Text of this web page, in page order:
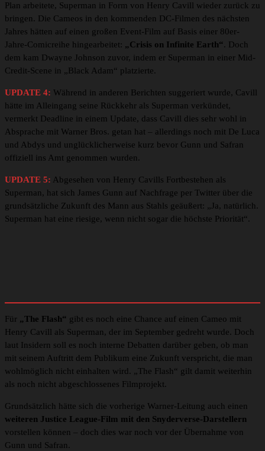
Plan arbeitete, Superman in Form von Henry Cavill wieder zurück zu
bringen. Die Cameos in den kommenden DC-Filmen des nächsten
Jahres hätten auf einen großen Event-Film auf Basis einer 80er-
Jahre-Comicreihe hingearbeitet: „Crisis on Infinite Earth“. Doch
dem kam Dwayne Johnson zuvor, indem er Superman in einer Mid-
Credit-Scene in „Black Adam“ platzierte.
UPDATE 4: Während in anderen Berichten suggeriert wurde, Cavill
hätte im Alleingang seine Rückkehr als Superman verkündet,
vermerkt Deadline in einem Update, dass Cavill dies sehr wohl in
Absprache mit Warner Bros. getan hat – allerdings noch mit De Luca
und Abdys und unglücklicherweise kurz bevor Gunn und Safran
offiziell ins Amt genommen wurden.
UPDATE 5: Abgesehen von Henry Cavills Fortbestehen als
Superman, hat sich James Gunn auf Nachfrage per Twitter über die
grundsätzliche Zukunft des Mann aus Stahls geäußert: „Ja, natürlich.
Superman hat eine riesige, wenn nicht sogar die höchste Priorität“.
Für „The Flash“ gibt es noch eine Chance auf einen Cameo mit
Henry Cavill als Superman, der im September gedreht wurde. Doch
laut Insidern soll es noch interne Debatten darüber geben, ob man
mit seinem Auftritt dem Publikum eine Zukunft verspricht, die man
wohlmöglich nicht einhalten wird. „The Flash“ gilt damit weiterhin
als noch nicht abgeschlossenes Filmprojekt.
Grundsätzlich hätte sich die vorherige Warner-Leitung auch einen
weiteren Justice League-Film mit den Snyderverse-Darstellern
vorstellen können – doch dies war noch vor der Übernahme von
Gunn und Safran.